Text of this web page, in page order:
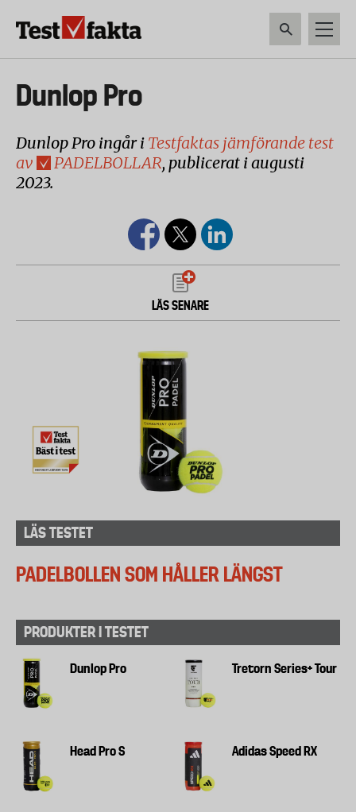
Huvudmeny
ny
Dunlop Pro
Dunlop Pro ingår i Testfaktas jämförande test
av
PADELBOLLAR, publicerat i augusti
2023.
LÄS SENARE
LÄS TESTET
PADELBOLLEN SOM HÅLLER LÄNGST
PRODUKTER I TESTET
Dunlop Pro Tretorn Series+ Tour
Head Pro S Adidas Speed RX